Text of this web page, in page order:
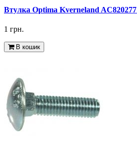
Втулка Optima Kverneland
1 грн.
В кошик